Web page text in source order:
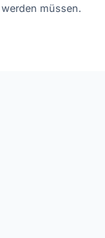
werden müssen.